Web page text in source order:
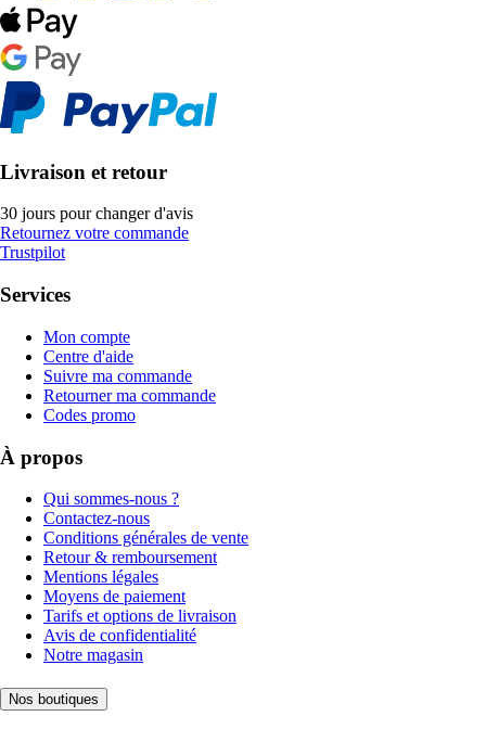
Livraison et retour
30 jours pour changer d'avis
Retournez votre commande
Trustpilot
Services
Mon compte
Centre d'aide
Suivre ma commande
Retourner ma commande
Codes promo
À propos
Qui sommes-nous ?
Contactez-nous
Conditions générales de vente
Retour & remboursement
Mentions légales
Moyens de paiement
Tarifs et options de livraison
Avis de confidentialité
Notre magasin
Nos boutiques